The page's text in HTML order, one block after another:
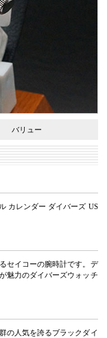
バリュー
カレンダー ダイバーズ US
セイコーの腕時計です。デ
魅力のダイバーズウォッチ
の人気を誇るブラックダイ